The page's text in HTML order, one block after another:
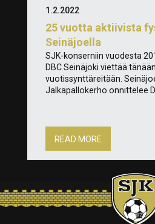
25 vuotta aktiivista
Seinäjoella
1.2.2022
SJK-konserniin vuodesta
DBC Seinäjoki viettää
vuotissynttäreitään.
Jalkapallokerho onnittelee
READ MORE